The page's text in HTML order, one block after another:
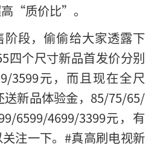
“质价比”。
阶段，偷偷给大家透露下
四个尺寸新品首发价分别
3599元，而且现在全尺
送新品体验金，85/75/65/
6599/4699/3399元，有
注一下。#真高刷电视新